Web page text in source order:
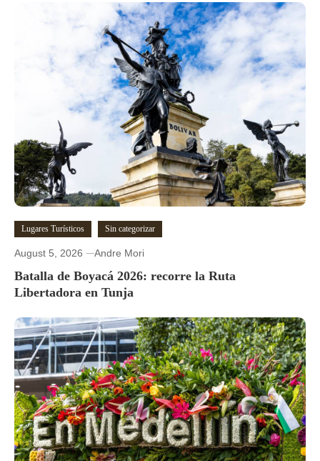
Lugares Turísticos Sin categorizar
August 5, 2026 Andre Mori
Batalla de Boyacá 2026: recorre la Ruta
Libertadora en Tunja